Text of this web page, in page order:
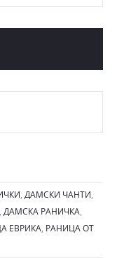
, ДАМСКИ ЧАНТИ,
, ДАМСКА РАНИЧКА,
ЕВРИКА, РАНИЦА ОТ